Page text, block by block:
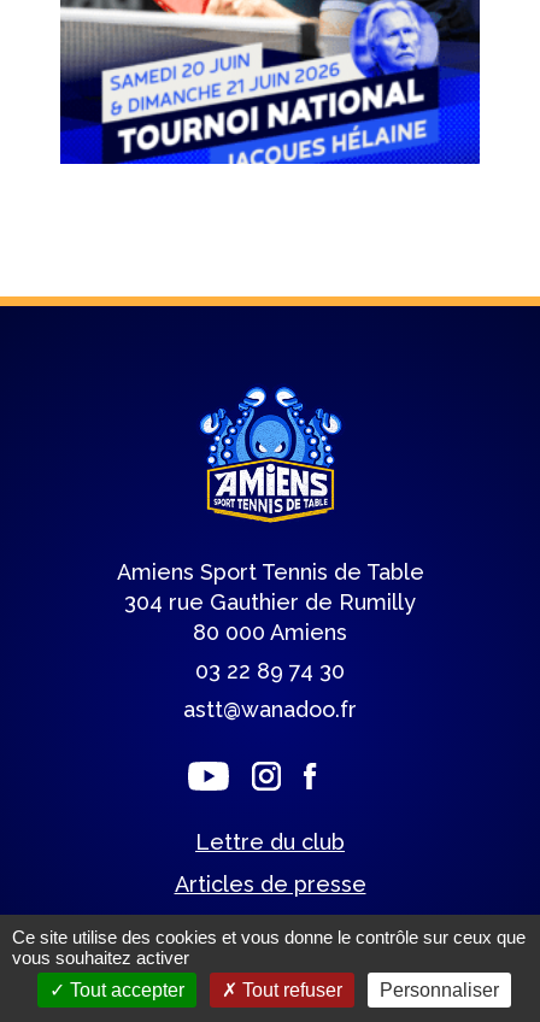
Amiens Sport Tennis de Table
304 rue Gauthier de Rumilly
80 000 Amiens
03 22 89 74 30
astt@wanadoo.fr
Lettre du club
Articles de presse
Mentions légales.
Un site éco-conçu par
Ce site utilise des cookies et vous donne le contrôle sur ceux que
vous souhaitez activer
Tout accepter
Tout refuser Personnaliser